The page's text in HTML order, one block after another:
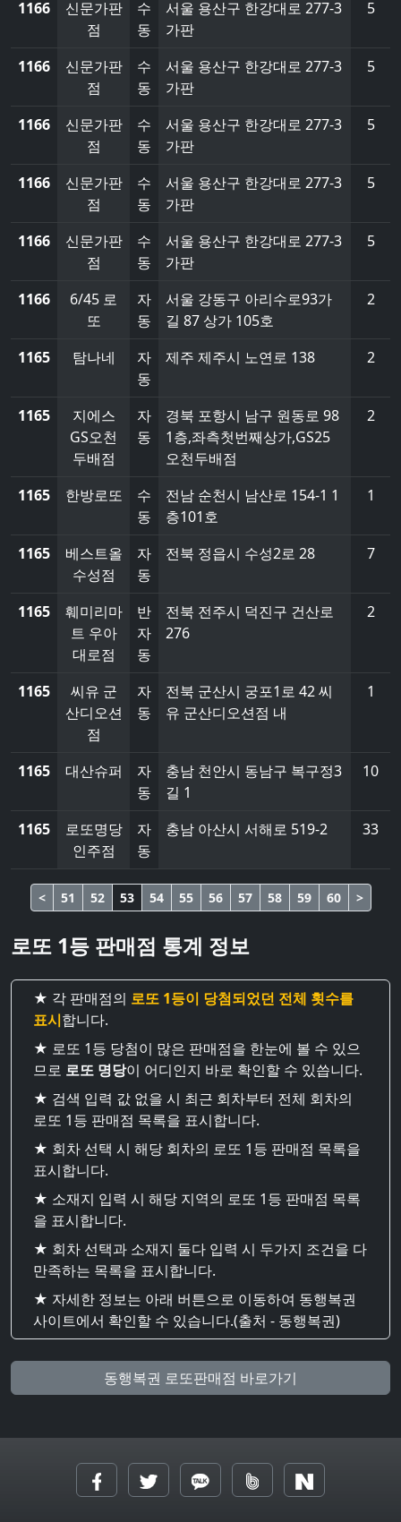
1166
신문가판
점
수
동
서울 용산구 한강대로 277-3
가판
5
1166
신문가판
점
수
동
서울 용산구 한강대로 277-3
가판
5
1166
신문가판
점
수
동
서울 용산구 한강대로 277-3
가판
5
1166
신문가판
점
수
동
서울 용산구 한강대로 277-3
가판
5
1166
신문가판
점
수
동
서울 용산구 한강대로 277-3
가판
5
1166
6/45 로
또
자
동
서울 강동구 아리수로93가
길 87 상가 105호
2
1165 탐나네
자
동
제주 제주시 노연로 138 2
1165
지에스
GS오천
두배점
자
동
경북 포항시 남구 원동로 98
1층,좌측첫번째상가,GS25
오천두배점
2
1165 한방로또
수
동
전남 순천시 남산로 154-1 1
층101호
1
1165
베스트올
수성점
자
동
전북 정읍시 수성2로 28 7
1165
훼미리마
트 우아
대로점
반
자
동
전북 전주시 덕진구 건산로
276
2
1165
씨유 군
산디오션
점
자
동
전북 군산시 궁포1로 42 씨
유 군산디오션점 내
1
1165 대산슈퍼
자
동
충남 천안시 동남구 복구정3
길 1
10
1165
로또명당
인주점
자
동
충남 아산시 서해로 519-2 33
< 51 52 53 54 55 56 57 58 59 60 >
로또 1등 판매점 통계 정보
★ 각 판매점의 로또 1등이 당첨되었던 전체 횟수를
표시합니다.
★ 로또 1등 당첨이 많은 판매점을 한눈에 볼 수 있으
므로 로또 명당이 어디인지 바로 확인할 수 있씁니다.
★ 검색 입력 값 없을 시 최근 회차부터 전체 회차의
로또 1등 판매점 목록을 표시합니다.
★ 회차 선택 시 해당 회차의 로또 1등 판매점 목록을
표시합니다.
★ 소재지 입력 시 해당 지역의 로또 1등 판매점 목록
을 표시합니다.
★ 회차 선택과 소재지 둘다 입력 시 두가지 조건을 다
만족하는 목록을 표시합니다.
★ 자세한 정보는 아래 버튼으로 이동하여 동행복권
사이트에서 확인할 수 있습니다.(출처 - 동행복권)
동행복권 로또판매점 바로가기